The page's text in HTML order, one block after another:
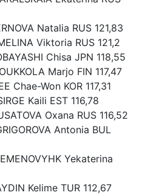
Natalia RUS 121,83
Viktoria RUS 121,2
Chisa JPN 118,55
Marjo FIN 117,47
Chae-Won KOR 117,31
Kaili EST 116,78
Oxana RUS 116,52
Antonia BUL
Yekaterina
Kelime TUR 112,67